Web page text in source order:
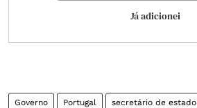
Já adicionei
Governo Portugal secretário de estado